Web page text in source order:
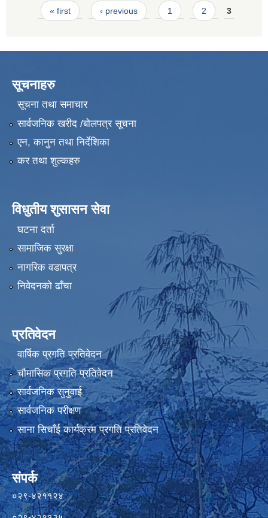
Pages
« first ‹ previous 1 2 3
सूचनाहरु
सूचना तथा समाचार
सार्वजनिक खरीद /बोलपत्र सूचना
एन, कानुन तथा निर्देशिका
कर तथा शुल्कहरु
विधुतीय शुसासन सेवा
घटना दर्ता
सामाजिक सुरक्षा
नागरिक वडापत्र
निवेदनको ढाँचा
प्रतिवेदन
वार्षिक प्रगति प्रतिवेदन
चौमासिक प्रगति प्रतिवेदन
सार्वजनिक सुनुवाई
सार्वजनिक परीक्षण
साना सिचाँई कार्यक्रम प्रगति प्रतिवेदन
संपर्क
०२९-४२११२४